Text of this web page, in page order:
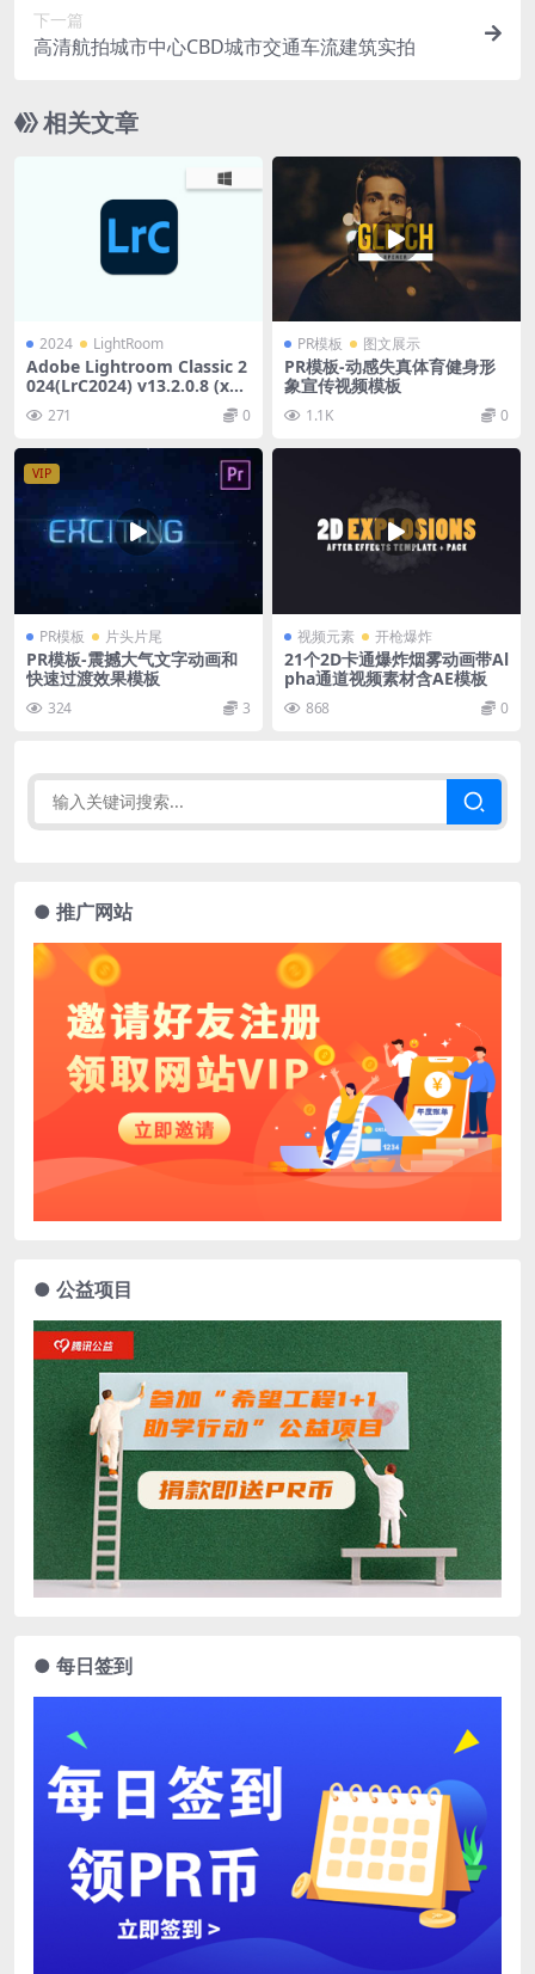
下一篇
高清航拍城市中心CBD城市交通车流建筑实拍
相关文章
2024 LightRoom
Adobe Lightroom Classic 2
024(LrC2024) v13.2.0.8 (x6
4)直装版
271 0
PR模板 图文展示
PR模板-动感失真体育健身形
象宣传视频模板
1.1K 0
VIP
PR模板 片头片尾
PR模板-震撼大气文字动画和
快速过渡效果模板
324 3
视频元素 开枪爆炸
21个2D卡通爆炸烟雾动画带Al
pha通道视频素材含AE模板
868 0
● 推广网站
● 公益项目
● 每日签到